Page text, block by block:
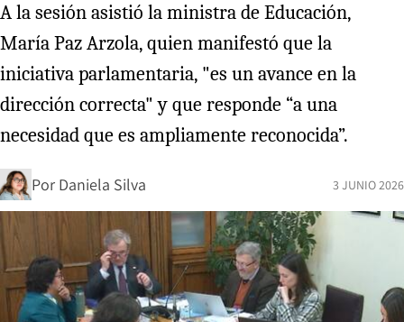
A la sesión asistió la ministra de Educación,
María Paz Arzola, quien manifestó que la
iniciativa parlamentaria, "es un avance en la
dirección correcta" y que responde “a una
necesidad que es ampliamente reconocida”.
Por Daniela Silva 3 JUNIO 2026